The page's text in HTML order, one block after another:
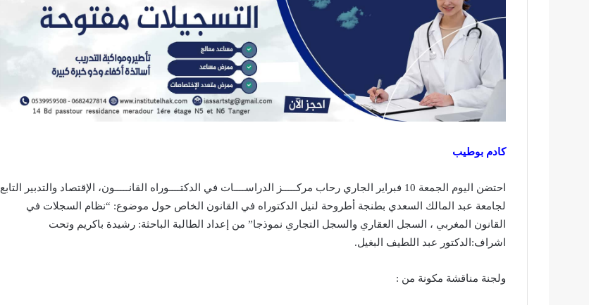
كادم بوطيب
احتضن اليوم الجمعة 10 فبراير الجاري رحاب مركـــــز الدراســــات في الدكتــــوراه القانـــــون، الإقتصاد والتدبير التابع
لجامعة عبد المالك السعدي بطنجة أطروحة لنيل الدكتوراه في القانون الخاص حول موضوع: “نظام السجلات في
القانون المغربي ، السجل العقاري والسجل التجاري نموذجا” من إعداد الطالبة الباحثة: رشيدة باكريم وتحت
اشراف:الدكتور عبد اللطيف البغيل.
ولجنة مناقشة مكونة من :